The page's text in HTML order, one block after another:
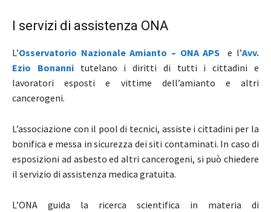
I servizi di assistenza ONA
L’Osservatorio Nazionale Amianto – ONA APS e l’Avv.
Ezio Bonannitutelano i diritti di tutti i cittadini e
lavoratori esposti e vittime dell’amianto e altri
cancerogeni.
L’associazione con il pool di tecnici, assiste i cittadini per la
bonifica e messa in sicurezza dei siti contaminati. In caso di
esposizioni ad asbesto ed altri cancerogeni, si può chiedere
il servizio di assistenza medica gratuita.
L’ONA guida la ricerca scientifica in materia di